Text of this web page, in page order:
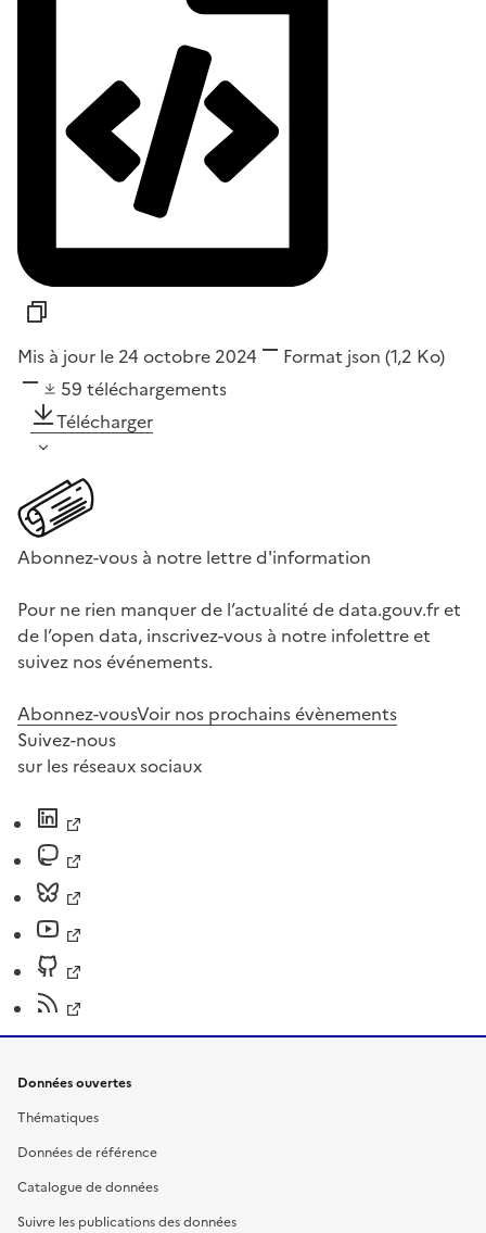
Mis à jour le 24 octobre 2024 Format json (1,2 Ko)
59 téléchargements
Télécharger
Abonnez-vous à notre lettre d'information
Pour ne rien manquer de l’actualité de data.gouv.fr et
de l’open data, inscrivez-vous à notre infolettre et
suivez nos événements.
Abonnez-vousVoir nos prochains évènements
Suivez-nous
sur les réseaux sociaux
Données ouvertes
Thématiques
Données de référence
Catalogue de données
Suivre les publications des données